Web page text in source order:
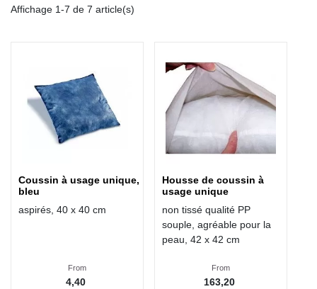
Affichage 1-7 de 7 article(s)
Coussin à usage unique,
bleu
aspirés, 40 x 40 cm
From
4,40
Housse de coussin à
usage unique
non tissé qualité PP
souple, agréable pour la
peau, 42 x 42 cm
From
163,20